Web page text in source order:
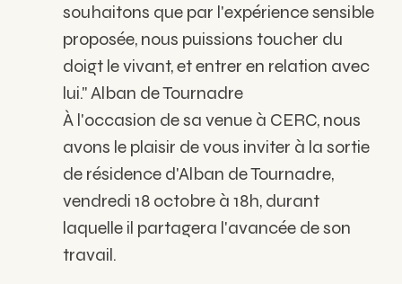
souhaitons que par l'expérience sensible
proposée, nous puissions toucher du
doigt le vivant, et entrer en relation avec
lui."Alban de Tournadre
À l'occasion de sa venue à CERC, nous
avons le plaisir de vous inviter à la sortie
de résidence d'Alban de Tournadre,
vendredi 18 octobre à 18h, durant
laquelle il partagera l'avancée de son
travail.